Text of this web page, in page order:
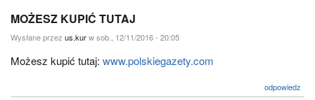
MOŻESZ KUPIĆ TUTAJ
Wysłane przez us.kurw sob., 12/11/2016 - 20:05
Możesz kupić tutaj: www.polskiegazety.com
odpowiedz